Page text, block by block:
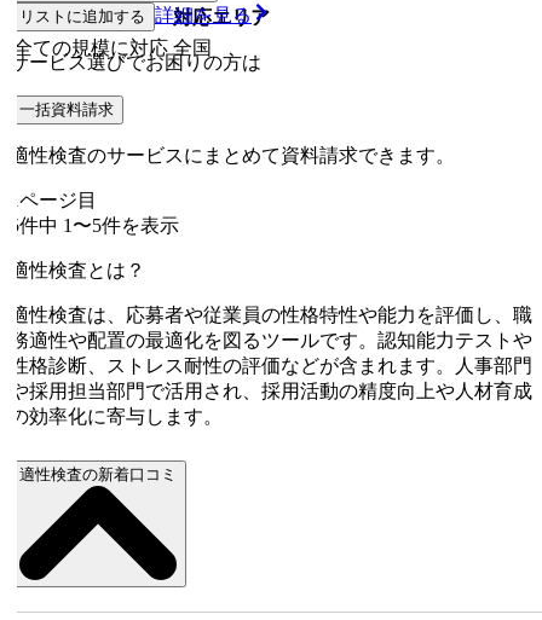
従業員規模
対応エリア
ての規模に対応 全国
リストに追加する 詳細を見る
ービス選びでお困りの方は
一括資料請求
性検査のサービスにまとめて資料請求できます。
ページ目
件中1 〜5件を表示
性検査とは？
性検査は、応募者や従業員の性格特性や能力を評価し、職
適性や配置の最適化を図るツールです。認知能力テストや
格診断、ストレス耐性の評価などが含まれます。人事部門
採用担当部門で活用され、採用活動の精度向上や人材育成
効率化に寄与します。
適性検査の新着口コミ